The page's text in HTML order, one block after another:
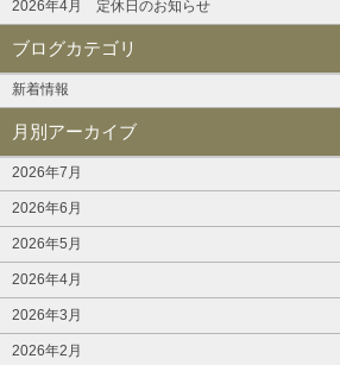
2026年4月 定休日のお知らせ
ブログカテゴリ
新着情報
月別アーカイブ
2026年7月
2026年6月
2026年5月
2026年4月
2026年3月
2026年2月